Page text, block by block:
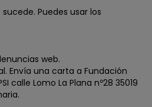
Puedes usar los
web.
una carta a Fundación
calle Lomo La Plana nº28 35019